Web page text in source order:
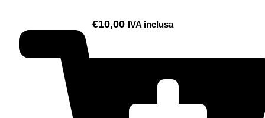
€10,00 IVA inclusa